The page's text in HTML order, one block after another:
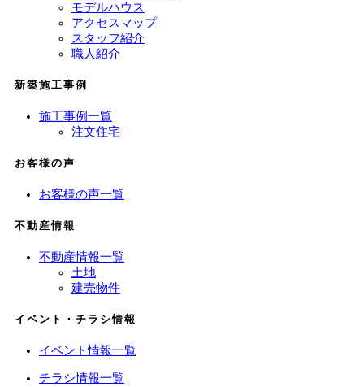
モデルハウス
アクセスマップ
スタッフ紹介
職人紹介
新築施工事例
施工事例一覧
注文住宅
お客様の声
お客様の声一覧
不動産情報
不動産情報一覧
土地
建売物件
イベント・チラシ情報
イベント情報一覧
チラシ情報一覧